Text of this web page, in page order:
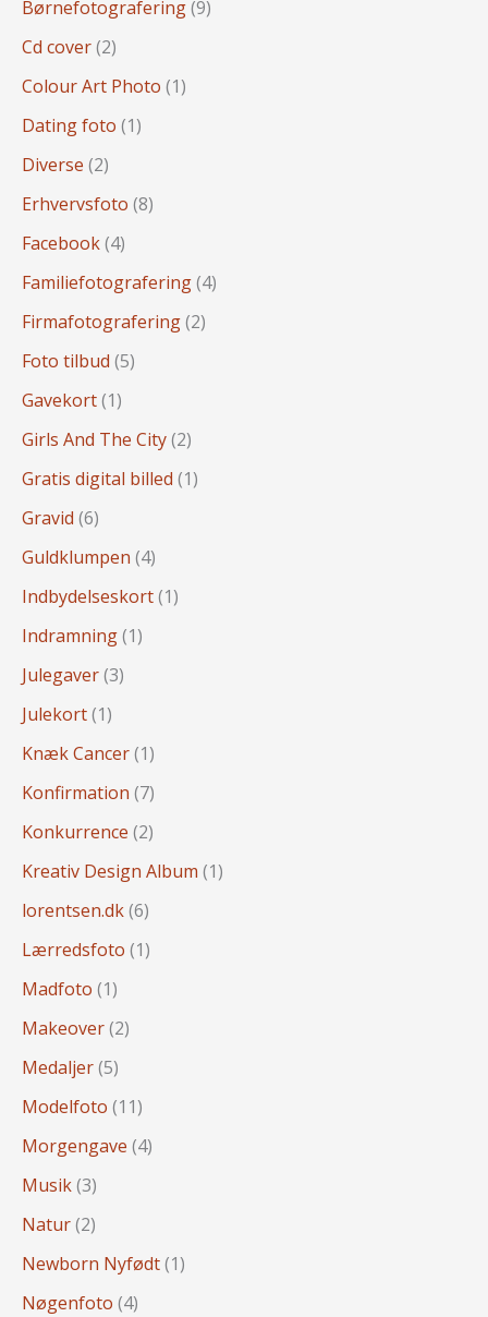
Børnefotografering(9)
Cd cover(2)
Colour Art Photo (1)
Dating foto (1)
Diverse (2)
Erhvervsfoto (8)
Facebook(4)
Familiefotografering(4)
Firmafotografering(2)
Foto tilbud (5)
Gavekort(1)
Girls And The City(2)
Gratis digital billed (1)
Gravid (6)
Guldklumpen (4)
Indbydelseskort(1)
Indramning(1)
Julegaver(3)
Julekort(1)
Knæk Cancer(1)
Konfirmation (7)
Konkurrence (2)
Kreativ Design Album (1)
lorentsen.dk(6)
Lærredsfoto (1)
Madfoto (1)
Makeover(2)
Medaljer(5)
Modelfoto (11)
Morgengave (4)
Musik(3)
Natur(2)
Newborn Nyfødt(1)
Nøgenfoto (4)